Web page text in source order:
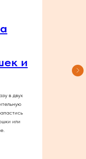
и
в двух
или